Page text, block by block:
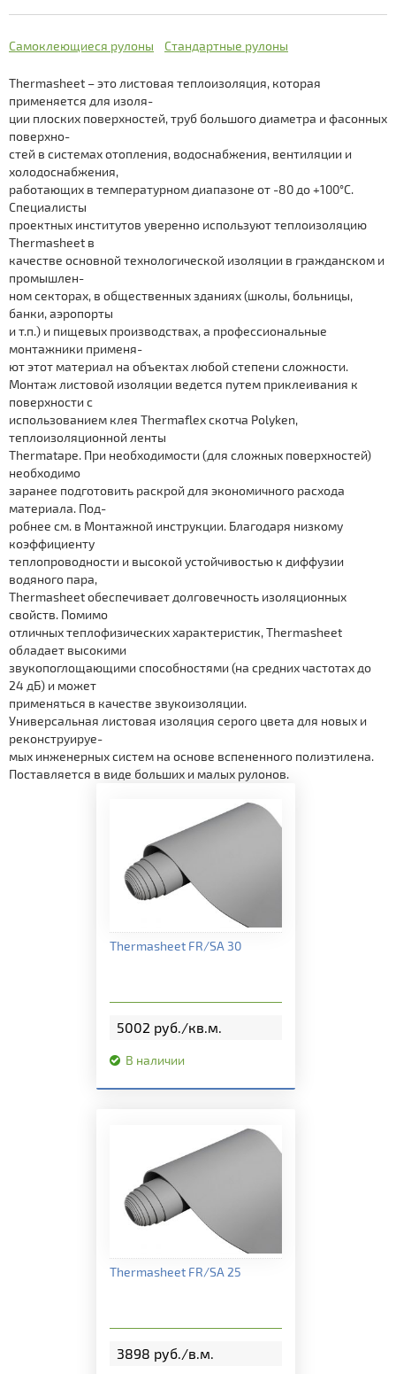
Thermaflex Ultra M
Thermasheet FR
Thermasheet А/С
Thermasheet Alu Stukko
Thermasheet ECO
Thermasheet ECO SA
Thermasheet ECO VSA
Кабель Thermalint
Монтажные аксессуары
Описание продукции Термакомпакт >>
Преимущества теплоизоляция Термакомпакт >>
Как выбрать теплоизоляцию Термакомпакт? >>
Описание Термафлекс Ультра М >>
Самоклеющиеся рулоны Стандартные рулоны
Thermasheet – это листовая теплоизоляция, которая
применяется для изоля-
ции плоских поверхностей, труб большого диаметра и фасонных
поверхно-
стей в системах отопления, водоснабжения, вентиляции и
холодоснабжения,
работающих в температурном диапазоне от -80 до +100°С.
Специалисты
проектных институтов уверенно используют теплоизоляцию
Thermasheet в
качестве основной технологической изоляции в гражданском и
промышлен-
ном секторах, в общественных зданиях (школы, больницы,
банки, аэропорты
и т.п.) и пищевых производствах, а профессиональные
монтажники применя-
ют этот материал на объектах любой степени сложности.
Монтаж листовой изоляции ведется путем приклеивания к
поверхности с
использованием клея Thermaflex скотча Роlyken,
теплоизоляционной ленты
Thermatape. При необходимости (для сложных поверхностей)
необходимо
заранее подготовить раскрой для экономичного расхода
материала. Под-
робнее см. в Монтажной инструкции. Благодаря низкому
коэффициенту
теплопроводности и высокой устойчивостью к диффузии
водяного пара,
Thermasheet обеспечивает долговечность изоляционных
свойств. Помимо
отличных теплофизических характеристик, Thermasheet
обладает высокими
звукопоглощающими способностями (на средних частотах до
24 дБ) и может
применяться в качестве звукоизоляции.
Универсальная листовая изоляция серого цвета для новых и
реконструируе-
мых инженерных систем на основе вспененного полиэтилена.
Поставляется в виде больших и малых рулонов.
Подробная информация
Thermasheet FR/SA 30
5002 руб./кв.м.
В наличии
Подробная информация
Thermasheet FR/SA 25
3898 руб./в.м.